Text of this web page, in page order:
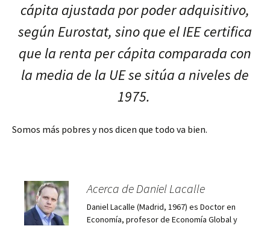
cápita ajustada por poder adquisitivo,
según Eurostat, sino que el IEE certifica
que la renta per cápita comparada con
la media de la UE se sitúa a niveles de
1975.
Somos más pobres y nos dicen que todo va bien.
Acerca de Daniel Lacalle
Daniel Lacalle (Madrid, 1967) es Doctor en
Economía, profesor de Economía Global y